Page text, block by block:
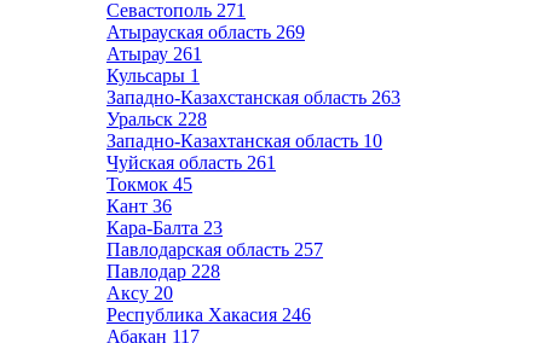
Севастополь 271
Атырауская область 269
Атырау 261
Кульсары 1
Западно-Казахстанская область 263
Уральск 228
Западно-Казахтанская область 10
Чуйская область 261
Токмок 45
Кант 36
Кара-Балта 23
Павлодарская область 257
Павлодар 228
Аксу 20
Республика Хакасия 246
Абакан 117